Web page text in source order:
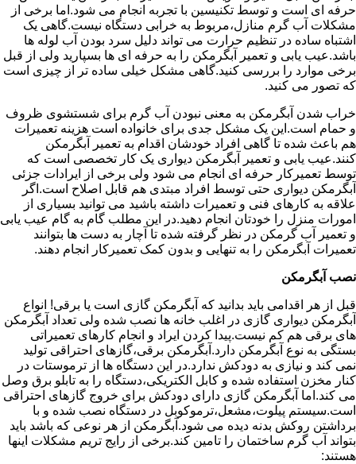
حرفه ای است و توسط تکنیسین با تجربه انجام می شود.اما برخی از
مشکلات آب گرم منازل،مربوط به خرابی دستگاه نیست.گاهی یک
اشتباه ساده در تنظیم حرارت می تواند دلیل سرد بودن آب لوله ها
باشد.عیب یابی و تعمیر آبگرمکن را به حرفه ای ها بسپارید ولی از قبل
برخی موارد را بررسی کنید.گاهی مشکل خیلی ساده تر از چیزی است
که تصور می کنید.
خراب شدن آبگرمکن به معنی نبودن آب گرم برای شستشوی ظروف
و حمام است.این یک مشکل جدی برای خانواده است هزینه تعمیرات
هم باعث شده تا گاهی افراد خودشان اقدام به تعمیر آبگرمکن
کنند.عیب یابی و تعمیر آبگرمکن دیواری یک کار تخصصی است که
توسط تعمیرکار حرفه ای انجام می شود ولی برخی از ایرادات جزئی
آبگرمکن دیواری حتی توسط افراد مبتدی هم قابل اصلاح است.اگر
علاقه به کارهای فنی و تعمیرات داشته باشید می توانید بسیاری از
امورات منزل را خودتان انجام دهید.در این مطلب گام به گام عیب یابی
و تعمیر آب گرمکن در نظر گرفته شده تا آچار به دست ها بتوانند
تعمیرات آبگرمکن را به تنهایی و بدون کمک تعمیرکار انجام دهند.
نصب آبگرمکن
قبل از هر اقدامی باید بدانید که آبگرمکن گازی است یا برقی! انواع
آبگرمکن دیواری گازی در اغلب خانه ها نصب شده ولی تعداد آبگرمکن
های برقی هم کم نیست.پیدا کردن ایراد و انجام کارهای تعمیراتی
بستگی به نوع آبگرمکن دارد.آبگرمکن برقی،گازهای احتراقی تولید
نمی کند و نیازی به دودکش ندارد.در این دستگاه ها از ترموستات در
کنار مخزن استفاده شده و کابل الکتریکی،دستگاه را به تابلو برق وصل
می کند.اما آبگرمکن گازی دارای دودکش برای خروج گازهای احتراقی
است.سیستم پیلوت،مشعل،ترموکوبل در دستگاه نصب شده و با
برداشتن روکش بدنه دیده می شود.آبگرمکن از هر نوعی که باشد باید
بتواند آب گرم ساختمان را تامین کند.برخی از رایج تریم مشکلات اینها
هستند: